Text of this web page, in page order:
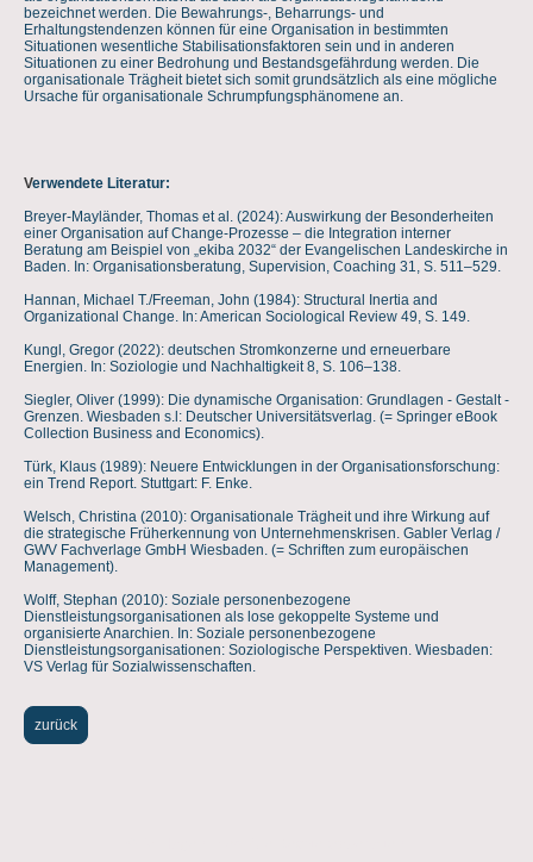
bezeichnet werden. Die Bewahrungs-, Beharrungs- und
Erhaltungstendenzen können für eine Organisation in bestimmten
Situationen wesentliche Stabilisationsfaktoren sein und in anderen
Situationen zu einer Bedrohung und Bestandsgefährdung werden. Die
organisationale Trägheit bietet sich somit grundsätzlich als eine mögliche
Ursache für organisationale Schrumpfungsphänomene an.
Verwendete Literatur:
Breyer-Mayländer, Thomas et al. (2024): Auswirkung der Besonderheiten
einer Organisation auf Change-Prozesse – die Integration interner
Beratung am Beispiel von „ekiba 2032“ der Evangelischen Landeskirche in
Baden. In: Organisationsberatung, Supervision, Coaching 31, S. 511–529.
Hannan, Michael T./Freeman, John (1984): Structural Inertia and
Organizational Change. In: American Sociological Review 49, S 149.
Kungl, Gregor (2022): deutschen Stromkonzerne und erneuerbare
Energien. In: Soziologie und Nachhaltigkeit 8, S. 106–138.
Siegler, Oliver (1999): Die dynamische Organisation: Grundlagen - Gestalt -
Grenzen. Wiesbaden s.l: Deutscher Universitätsverlag. (= Springer eBook
Collection Business and Economics).
Türk, Klaus (1989): Neuere Entwicklungen in der Organisationsforschung:
ein Trend Report. Stuttgart: F. Enke.
Welsch, Christina (2010): Organisationale Trägheit und ihre Wirkung auf
die strategische Früherkennung von Unternehmenskrisen. Gabler Verlag /
GWV Fachverlage GmbH Wiesbaden. (= Schriften zum europäischen
Management).
Wolff, Stephan (2010): Soziale personenbezogene
Dienstleistungsorganisationen als lose gekoppelte Systeme und
organisierte Anarchien. In: Soziale personenbezogene
Dienstleistungsorganisationen: Soziologische Perspektiven. Wiesbaden:
VS Verlag für Sozialwissenschaften.
zurück